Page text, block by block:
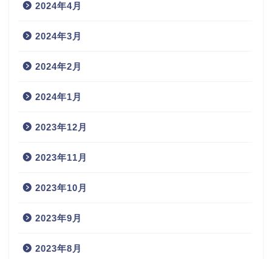
2024年4月
2024年3月
2024年2月
2024年1月
2023年12月
2023年11月
2023年10月
2023年9月
2023年8月